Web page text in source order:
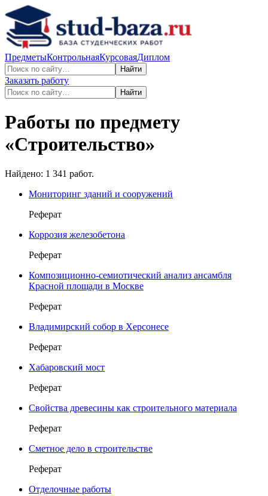
ПредметыКонтрольнаяКурсоваяДиплом
Найти
Заказать работу
Найти
Работы по предмету
«Строительство»
Найдено: 1 341 работ.
Мониторинг зданий и сооружений
Реферат
Коррозия железобетона
Реферат
Композиционно-семиотический анализ ансамбля
Красной площади в Москве
Реферат
Владимирский собор в Херсонесе
Реферат
Хабаровский мост
Реферат
Свойства древесины как строительного материала
Реферат
Сметное дело в строительстве
Реферат
Отделочные работы